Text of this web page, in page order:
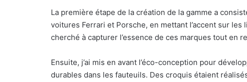
La première étape de la création de la gamme a
voitures Ferrari et Porsche, en mettant l’accent sur les
cherché à capturer l’essence de ces marques tout en
Ensuite, j’ai mis en avant l’éco-conception pour
durables dans les fauteuils. Des croquis étaient